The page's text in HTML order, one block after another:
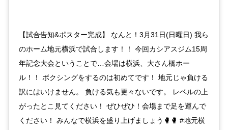
【試合告知&ポスター完成】 なんと！3月31日(日曜日) 我ら
のホーム地元横浜で試合します！！ 今回カシアスジム15周
年記念大会ということで…会場は横浜、大さん橋ホー
ル！！ ボクシングをするのは初めてです！ 地元じゃ負ける
訳にはいけません。 負ける気も更々ないです。 レベルの上
がったとこ見てください！ ぜひぜひ！会場まで足を運んで
ください！ みんなで横浜を盛り上げましょう🥊🥊 #地元横